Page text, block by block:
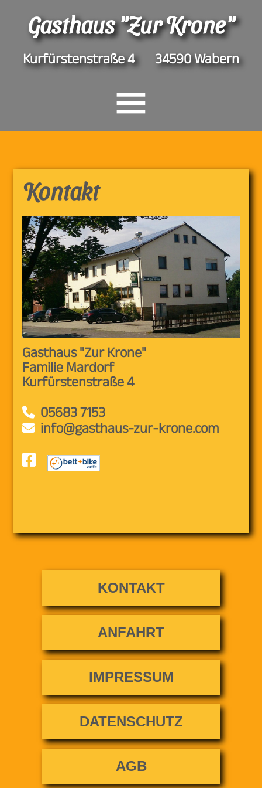
Gasthaus "Zur Krone"
Kurfürstenstraße 4 34590 Wabern
ÜBER UNS
AKTUELL
GESCHICHTE
KONTAKT
Kontakt
Gasthaus "Zur Krone"
Familie Mardorf
Kurfürstenstraße 4
05683 7153
info@gasthaus-zur-krone.com
KONTAKT
ANFAHRT
IMPRESSUM
DATENSCHUTZ
AGB